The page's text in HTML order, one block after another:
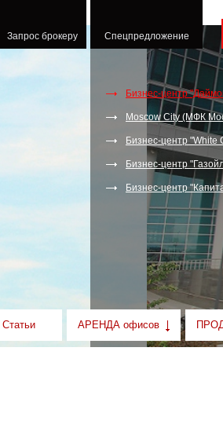
Запрос брокеру Спецпредложение
Статьи АРЕНДА офисов
Бизнес-центр
Moscow City (МФК
Бизнес-центр
Бизнес-центр
Бизнес-центр